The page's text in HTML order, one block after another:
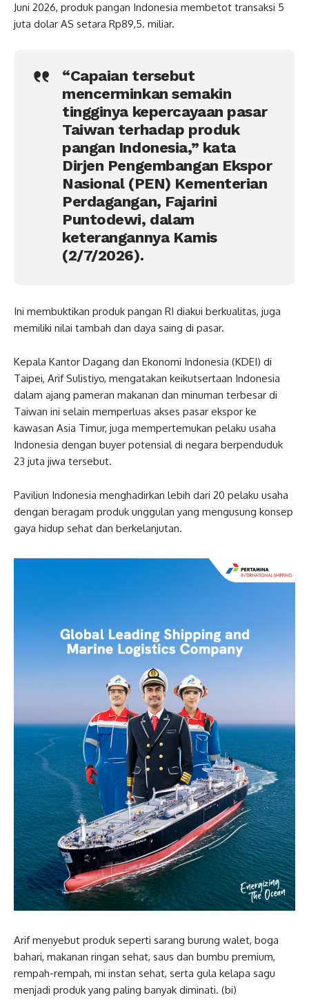
Juni 2026, produk pangan Indonesia membetot transaksi 5
juta dolar AS setara Rp89,5. miliar.
“Capaian tersebut
mencerminkan semakin
tingginya kepercayaan pasar
Taiwan terhadap produk
pangan Indonesia,” kata
Dirjen Pengembangan Ekspor
Nasional (PEN) Kementerian
Perdagangan, Fajarini
Puntodewi, dalam
keterangannya Kamis
(2/7/2026).
Ini membuktikan produk pangan RI diakui berkualitas, juga
memiliki nilai tambah dan daya saing di pasar.
Kepala Kantor Dagang dan Ekonomi Indonesia (KDEI) di
Taipei, Arif Sulistiyo, mengatakan keikutsertaan Indonesia
dalam ajang pameran makanan dan minuman terbesar di
Taiwan ini selain memperluas akses pasar ekspor ke
kawasan Asia Timur, juga mempertemukan pelaku usaha
Indonesia dengan buyer potensial di negara berpenduduk
23 juta jiwa tersebut.
Paviliun Indonesia menghadirkan lebih dari 20 pelaku usaha
dengan beragam produk unggulan yang mengusung konsep
gaya hidup sehat dan berkelanjutan.
Arif menyebut produk seperti sarang burung walet, boga
bahari, makanan ringan sehat, saus dan bumbu premium,
rempah-rempah, mi instan sehat, serta gula kelapa sagu
menjadi produk yang paling banyak diminati. (bi)